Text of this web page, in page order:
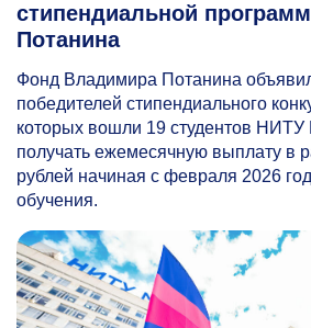
стипендиальной
Потанина
Фонд Владимира Потанина
победителей стипендиального
которых вошли 19 студентов
получать ежемесячную выплату в
рублей начиная с февраля 2026
обучения.